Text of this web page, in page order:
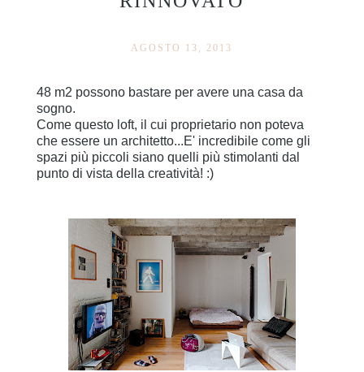
AGOSTO 13, 2013
48 m2 possono bastare per avere una casa da
sogno.
Come questo loft, il cui proprietario non poteva
che essere un architetto...E' incredibile come gli
spazi più piccoli siano quelli più stimolanti dal
punto di vista della creatività! :)